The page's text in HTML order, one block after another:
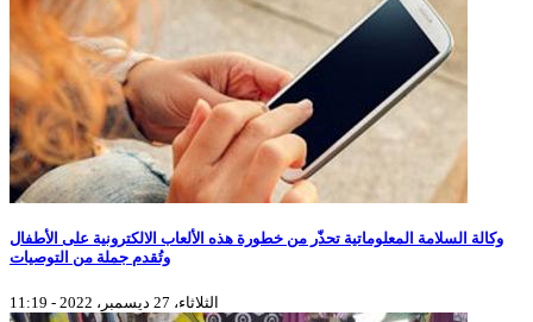
وكالة السلامة المعلوماتية تحذّر من خطورة هذه الألعاب الالكترونية على الأطفال
وتُقدم جملة من التوصيات
الثلاثاء، 27 ديسمبر، 2022 - 11:19